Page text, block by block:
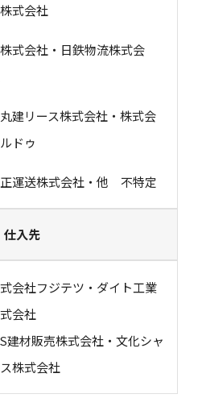
式会社
式会社・日鉄物流株式会
建リース株式会社・株式会
ドゥ
運送株式会社・他 不特定
仕入先
会社フジテツ・ダイト工業
会社
材販売株式会社・文化シャ
株式会社